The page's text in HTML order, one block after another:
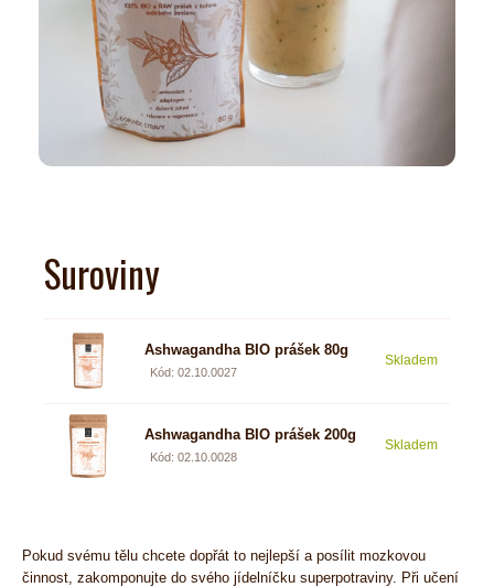
Suroviny
Ashwagandha BIO prášek 80g
Kód: 02.10.0027
Skladem
Ashwagandha BIO prášek 200g
Kód: 02.10.0028
Skladem
Pokud svému tělu chcete dopřát to nejlepší a posílit mozkovou
činnost, zakomponujte do svého jídelníčku superpotraviny. Při učení